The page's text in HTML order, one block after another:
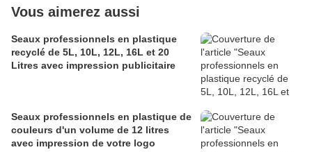
Vous aimerez aussi
Seaux professionnels en plastique
recyclé de 5L, 10L, 12L, 16L et 20
Litres avec impression publicitaire
Seaux professionnels en plastique de
couleurs d'un volume de 12 litres
avec impression de votre logo